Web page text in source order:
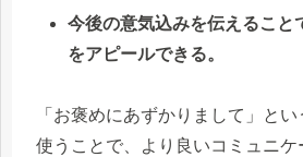
今後の意気込みを伝えること
をアピールできる。
「お褒めにあずかりまして」と
使うことで、より良いコミュニ